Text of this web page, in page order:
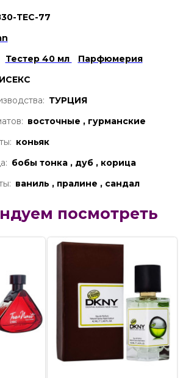
ТЕС-77
Тестер 40 мл
Парфюмерия
ТУРЦИЯ
восточные , гурманские
коньяк
бобы тонка , дуб , корица
ваниль , пралине , сандал
посмотреть